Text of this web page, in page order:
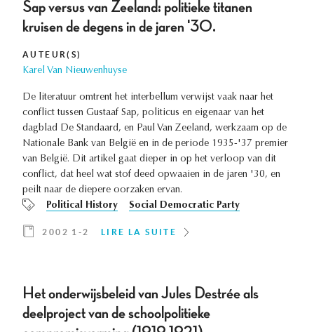
Sap versus van Zeeland: politieke titanen
kruisen de degens in de jaren '30.
AUTEUR(S)
Karel Van Nieuwenhuyse
De literatuur omtrent het interbellum verwijst vaak naar het
conflict tussen Gustaaf Sap, politicus en eigenaar van het
dagblad De Standaard, en Paul Van Zeeland, werkzaam op de
Nationale Bank van België en in de periode 1935-'37 premier
van België. Dit artikel gaat dieper in op het verloop van dit
conflict, dat heel wat stof deed opwaaien in de jaren '30, en
peilt naar de diepere oorzaken ervan.
Political History
Social Democratic Party
2002 1-2 LIRE LA SUITE
Het onderwijsbeleid van Jules Destrée als
deelproject van de schoolpolitieke